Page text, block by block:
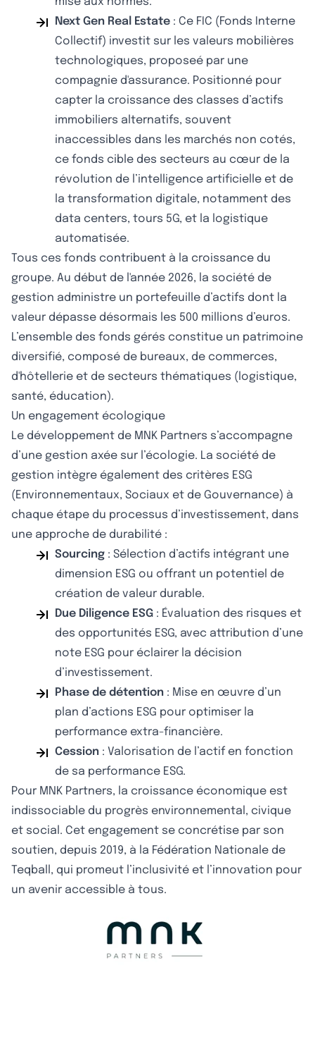
Next Gen Real Estate : Ce FIC (Fonds Interne
Collectif) investit sur les valeurs mobilières
technologiques, proposeé par une
compagnie d'assurance. Positionné pour
capter la croissance des classes d’actifs
immobiliers alternatifs, souvent
inaccessibles dans les marchés non cotés,
ce fonds cible des secteurs au cœur de la
révolution de l’intelligence artificielle et de
la transformation digitale, notamment des
data centers, tours 5G, et la logistique
automatisée.
Tous ces fonds contribuent à la croissance du
groupe. Au début de l'année 2026, la société de
gestion administre un portefeuille d’actifs dont la
valeur dépasse désormais les 500 millions d’euros.
L’ensemble des fonds gérés constitue un patrimoine
diversifié, composé de bureaux, de commerces,
d'hôtellerie et de secteurs thématiques (logistique,
santé, éducation).
Un engagement écologique
Le développement de MNK Partners s’accompagne
d’une gestion axée sur l’écologie. La société de
gestion intègre également des critères ESG
(Environnementaux, Sociaux et de Gouvernance) à
chaque étape du processus d’investissement, dans
une approche de durabilité :
Sourcing : Sélection d’actifs intégrant une
dimension ESG ou offrant un potentiel de
création de valeur durable.
Due Diligence ESG : Évaluation des risques et
des opportunités ESG, avec attribution d’une
note ESG pour éclairer la décision
d’investissement.
Phase de détention : Mise en œuvre d’un
plan d’actions ESG pour optimiser la
performance extra-financière.
Cession : Valorisation de l’actif en fonction
de sa performance ESG.
Pour MNK Partners, la croissance économique est
indissociable du progrès environnemental, civique
et social. Cet engagement se concrétise par son
soutien, depuis 2019, à la Fédération Nationale de
Teqball, qui promeut l’inclusivité et l’innovation pour
un avenir accessible à tous.